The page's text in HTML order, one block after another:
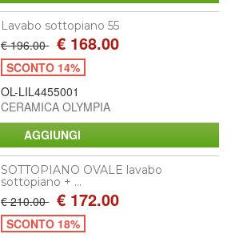
Lavabo sottopiano 55
€ 196.00 € 168.00
SCONTO 14%
OL-LIL4455001
CERAMICA OLYMPIA
SOTTOPIANO OVALE lavabo
sottopiano + ...
€ 210.00 € 172.00
SCONTO 18%